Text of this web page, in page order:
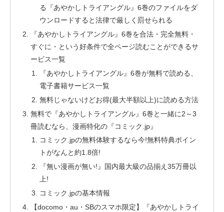
る『あやかしトライアングル』6巻のファイルをダ
ウンロードすると法律で厳しく罰せられる
『あやかしトライアングル』6巻を合法・完全無料・
すぐに・という好条件で全ページ読むことができるサ
ービス一覧
『あやかしトライアングル』6巻が無料で読める、
電子書籍サービス一覧
無料じゃないけどお得(最大半額以上)に読める方法
無料で『あやかしトライアングル』6巻と一緒に2～3
冊読むなら、漫画特化の『コミック.jp』
コミック.jpの無料体験するなら今!無料特典ポイン
トがなんと約1.8倍!
『無い漫画が無い!』国内最大級の品揃え35万冊以
上!
コミック.jpの基本情報
【docomo・au・SBのスマホ限定】『あやかしトライ